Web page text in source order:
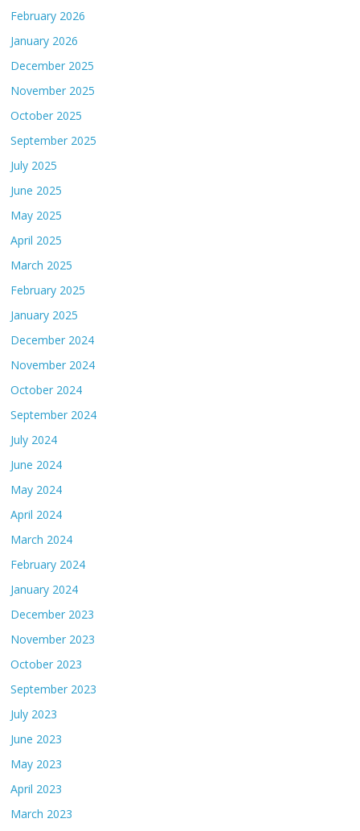
February 2026
January 2026
December 2025
November 2025
October 2025
September 2025
July 2025
June 2025
May 2025
April 2025
March 2025
February 2025
January 2025
December 2024
November 2024
October 2024
September 2024
July 2024
June 2024
May 2024
April 2024
March 2024
February 2024
January 2024
December 2023
November 2023
October 2023
September 2023
July 2023
June 2023
May 2023
April 2023
March 2023